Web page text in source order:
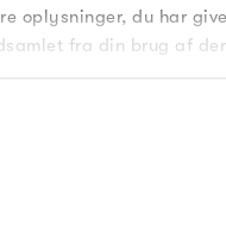
oplysninger, du har
fra din brug af
e-mail, så sender vi
er 499 kr. for
nedsatte produkter.